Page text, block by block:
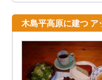
木島平高原に建つ